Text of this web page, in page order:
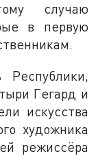
случаю
в первую
Гегард и
искусства
художника
режиссёра